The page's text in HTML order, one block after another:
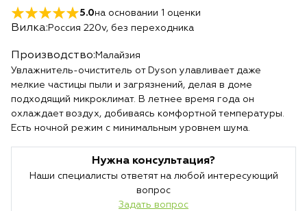
5.0на основании 1 оценки
Вилка: Россия 220v, без переходника
Производство: Малайзия
Увлажнитель-очиститель от Dyson улавливает даже
мелкие частицы пыли и загрязнений, делая в доме
подходящий микроклимат. В летнее время года он
охлаждает воздух, добиваясь комфортной температуры.
Есть ночной режим с минимальным уровнем шума.
Нужна консультация?
Наши специалисты ответят на любой интересующий
вопрос
Задать вопрос